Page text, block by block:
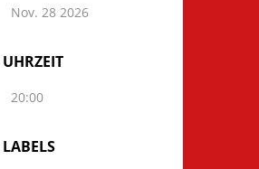
Nov. 28 2026
UHRZEIT
20:00
LABELS